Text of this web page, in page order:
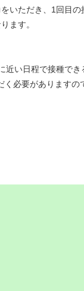
いただき、1回目
ます。
い日程で接種でき
必要がありますの